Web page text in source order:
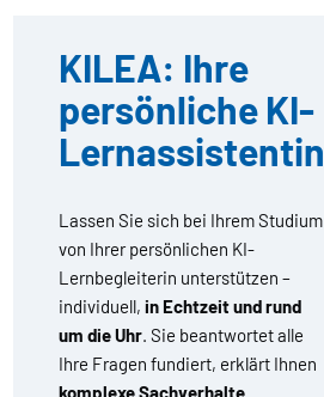
KILEA: Ihre
persönliche KI-
Lernassistentin
Lassen Sie sich bei Ihrem Studium
von Ihrer persönlichen KI-
Lernbegleiterin unterstützen –
individuell, in Echtzeit und rund
um die Uhr. Sie beantwortet alle
Ihre Fragen fundiert, erklärt Ihnen